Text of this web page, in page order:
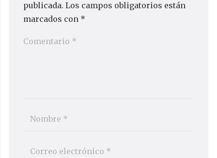
publicada. Los campos obligatorios están
marcados con *